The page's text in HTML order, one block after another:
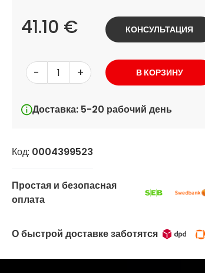
41.10 €
- +
Доставка: 5-20 рабочий день
В КОРЗИНУ
КОНСУЛЬТАЦИЯ
Код: 0004399523
Простая и безопасная
оплата
О быстрой доставке заботятся